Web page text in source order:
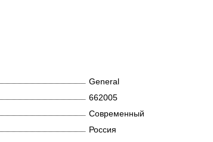
General
662005
Современный
Россия